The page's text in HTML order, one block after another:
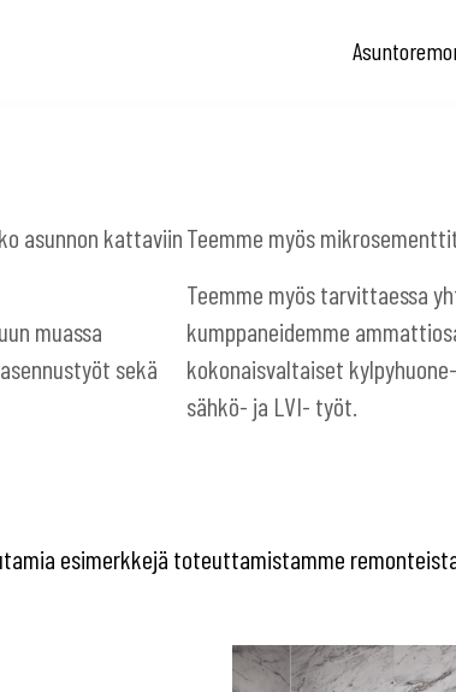
asunnon kattaviin
muassa
sekä
Teemme myös
Teemme myös tarvittaessa
kumppaneidemme
kokonaisvaltaiset
sähkö- ja LVI- työt.
esimerkkejä toteuttamistamme